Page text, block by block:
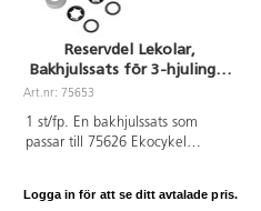
75632 Ekocykel polis, 75633
Ekocykel brandkår och 75634
Ekocykel ambulans. 140794
Lekolar Ekocykel dubbeltaxi,
140795 Lekolar Ekocykel
Ekocykel trehjuling Mega.
Reservdel Lekolar,
Bakhjulssats för 3-hjulingar
större modell
Art.nr: 75653
1 st/fp. En bakhjulssats som
passar till 75626 Ekocykel
Ekocykel renhållning samt 75632
Logga in för att se ditt avtalade pris.